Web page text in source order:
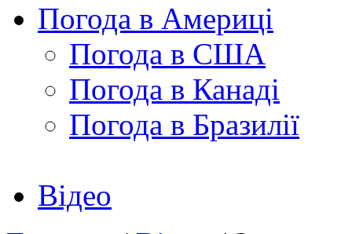
Погода в Америці
Погода в США
Погода в Канаді
Погода в Бразилії
Відео